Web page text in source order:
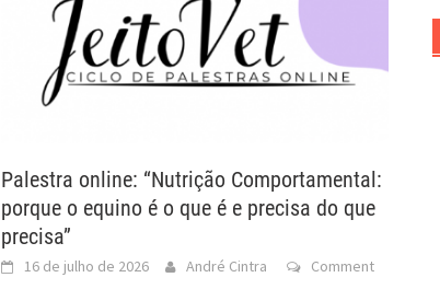
Palestra online: “Nutrição Comportamental:
porque o equino é o que é e precisa do que
precisa”
16 de julho de 2026 André Cintra Comment